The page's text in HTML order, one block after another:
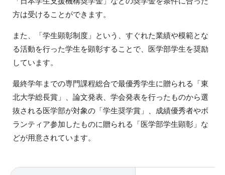
方は受けることができます。
また、「学生顕彰制度」という、すぐれた業績や模範とな
る活動を行った学生を顕彰することで、医学部学生を奨励
しています。
最終学年までの専門課程総合で最優秀学生に贈られる「東
北大学総長賞」、論文発表、学会発表を行ったものから選
抜される医学部が対象の「学生奨学賞」、成績優秀者やボ
ランティア参加したものに贈られる「医学部学生顕彰」な
どが用意されています。